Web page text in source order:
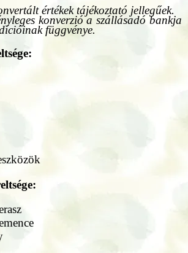
értékek tájékoztató jellegűek.
konverzió a szállásadó bankja
függvénye.